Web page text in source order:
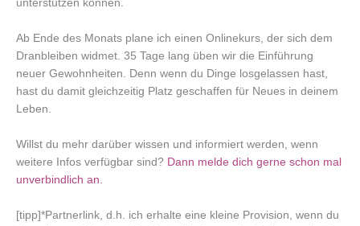
unterstützen können.
Ab Ende des Monats plane ich einen Onlinekurs, der sich dem
Dranbleiben widmet. 35 Tage lang üben wir die Einführung
neuer Gewohnheiten. Denn wenn du Dinge losgelassen hast,
hast du damit gleichzeitig Platz geschaffen für Neues in deinem
Leben.
Willst du mehr darüber wissen und informiert werden, wenn
weitere Infos verfügbar sind? Dann melde dich gerne schon mal
unverbindlich an.
[tipp]*Partnerlink, d.h. ich erhalte eine kleine Provision, wenn du